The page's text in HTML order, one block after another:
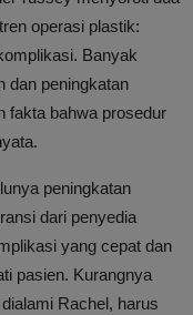
operasi plastik:
Banyak
dan peningkatan
fakta bahwa prosedur
peningkatan
dari penyedia
yang cepat dan
pasien. Kurangnya
Rachel, harus